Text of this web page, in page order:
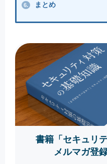
6. まとめ
書籍「セキュリ
メルマガ登